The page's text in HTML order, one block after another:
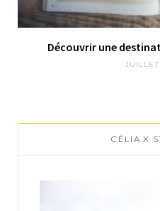
Découvrir une
JUILLET
CÉLIA X